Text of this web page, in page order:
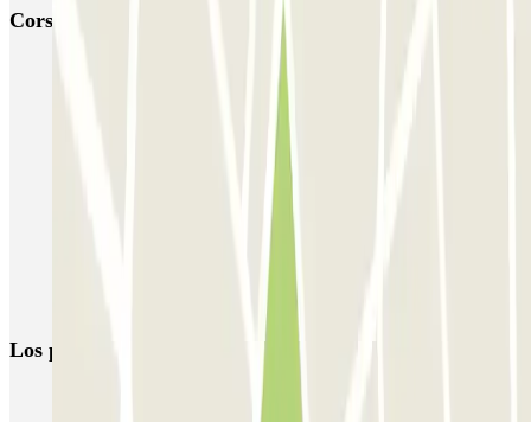
Corso XXII Marzo
Aparca cerca de la Catedral de Milán
Cómo Aparcar dentro de la Zona de Tráfico Limitado, en Milán
Reserva parking en el Teatro La Scala
Aparca cerca del Cementerio Monumental de Milán
Aparcar en Milán y desplazarse en metro
Parkings en el Aeropuerto de Milán-Linate - Enrico Forlanini
Los parkings más reservados
Parking en Barcelona